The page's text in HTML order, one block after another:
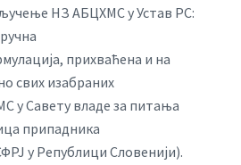
НЗ АБЦХМС у Устав РС:
прихваћена и на
свих изабраних
у Савету владе за питања
припадника
у Републици Словенији).